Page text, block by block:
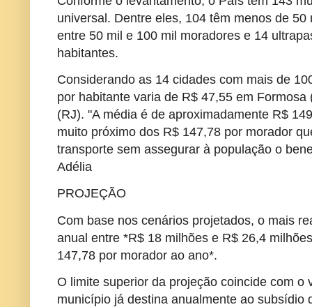
universal. Dentre eles, 104 têm menos de
entre 50 mil e 100 mil moradores e 14
habitantes.
Considerando as 14 cidades com mais de
por habitante varia de R$ 47,55 em
(RJ). "A média é de aproximadamente R$
muito próximo dos R$ 147,78 por morador
transporte sem assegurar à população o
Adélia
PROJEÇÃO
Com base nos cenários projetados, o mais
anual entre *R$ 18 milhões e R$ 26,4
147,78 por morador ao ano*.
O limite superior da projeção coincide com o
município já destina anualmente ao subsídio